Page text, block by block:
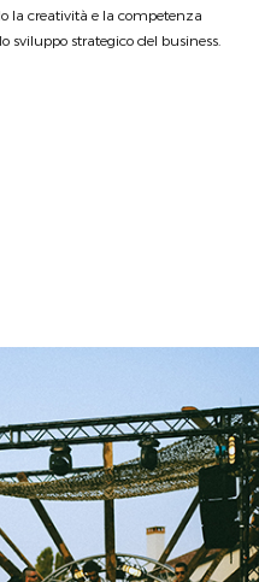
la creatività e la competenza
sviluppo strategico del business.